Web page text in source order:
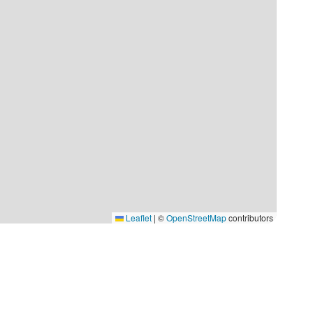
Leaflet | ©OpenStreetMapcontributors